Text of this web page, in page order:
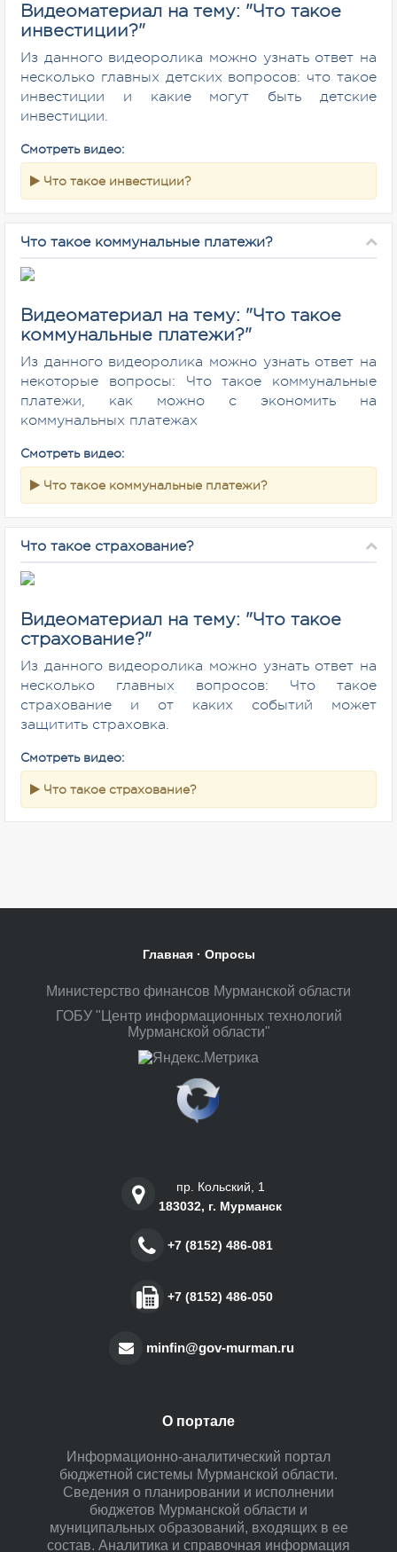
Видеоматериал на тему: "Что такое
инвестиции?"
Из данного видеоролика можно узнать ответ на
несколько главных детских вопросов: что такое
инвестиции и какие могут быть детские
инвестиции.
Смотреть видео:
Что такое инвестиции?
Что такое коммунальные платежи?
Видеоматериал на тему: "Что такое
коммунальные платежи?"
Из данного видеоролика можно узнать ответ на
некоторые вопросы: Что такое коммунальные
платежи, как можно с экономить на
коммунальных платежах
Смотреть видео:
Что такое коммунальные платежи?
Что такое страхование?
Видеоматериал на тему: "Что такое
страхование?"
Из данного видеоролика можно узнать ответ на
несколько главных вопросов: Что такое
страхование и от каких событий может
защитить страховка.
Смотреть видео:
Что такое страхование?
Главная· Опросы
Министерство финансов Мурманской области
ГОБУ "Центр информационных технологий
Мурманской области"
пр. Кольский, 1
183032, г. Мурманск
+7 (8152) 486-081
+7 (8152) 486-050
minfin@gov-murman.ru
О портале
Информационно-аналитический портал
бюджетной системы Мурманской области.
Сведения о планировании и исполнении
бюджетов Мурманской области и
муниципальных образований, входящих в ее
состав. Аналитика и справочная информация